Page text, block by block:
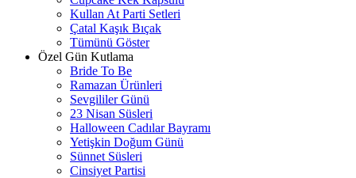
Kullan At Parti Setleri
Çatal Kaşık Bıçak
Tümünü Göster
Özel Gün Kutlama
Bride To Be
Ramazan Ürünleri
Sevgililer Günü
23 Nisan Süsleri
Halloween Cadılar Bayramı
Yetişkin Doğum Günü
Sünnet Süsleri
Cinsiyet Partisi